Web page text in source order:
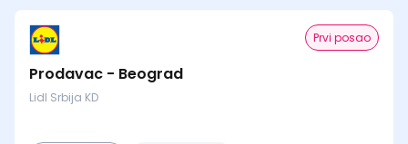
Prvi posao
Prodavac - Beograd
Lidl Srbija KD